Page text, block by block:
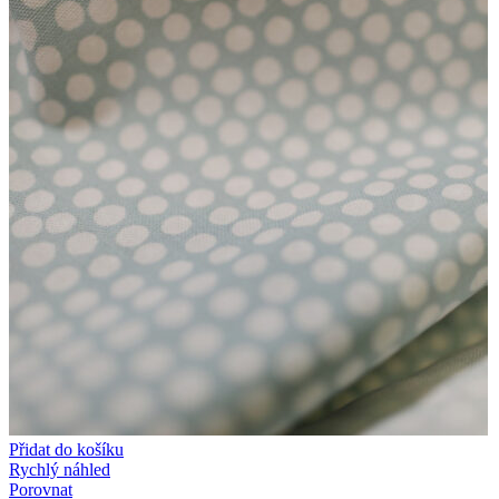
Přidat do košíku
Rychlý náhled
Porovnat